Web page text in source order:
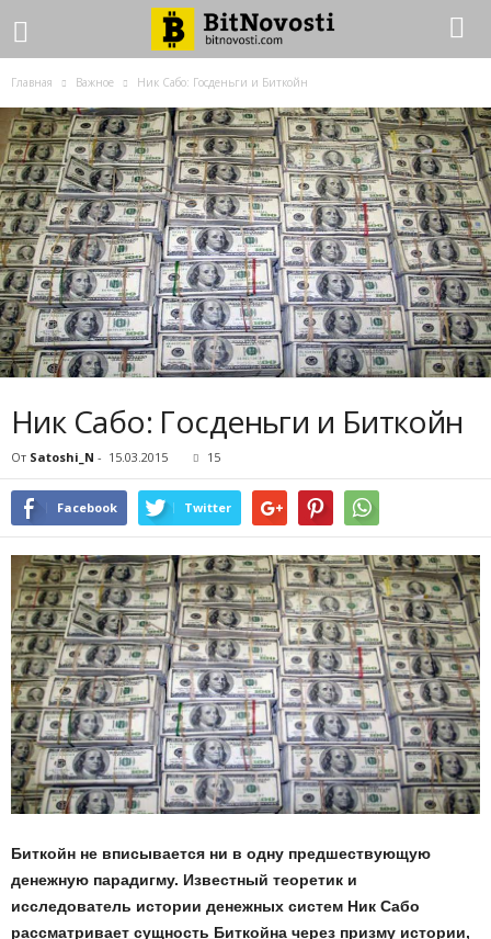
Главная Важное Ник Сабо: Госденьги и Биткойн
Ник Сабо: Госденьги и Биткойн
От Satoshi_N - 15.03.2015 15
Facebook Twitter
Биткойн не вписывается ни в одну предшествующую
денежную парадигму. Известный теоретик и
исследователь истории денежных систем Ник Сабо
рассматривает сущность Биткойна через призму истории,